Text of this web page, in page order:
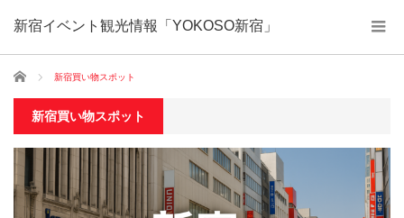
新宿イベント観光情報「YOKOSO新宿」
ホーム 新宿買い物スポット
新宿買い物スポット